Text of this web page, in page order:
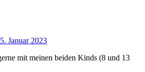
Januar 2023
mit meinen beiden Kinds (8 und 13